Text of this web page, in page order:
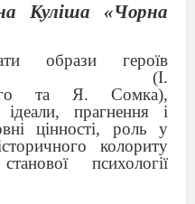
Куліша «Чорна
образи героїв
(І.
та Я. Сомка),
ідеали, прагнення і
цінності, роль у
колориту
нової психології